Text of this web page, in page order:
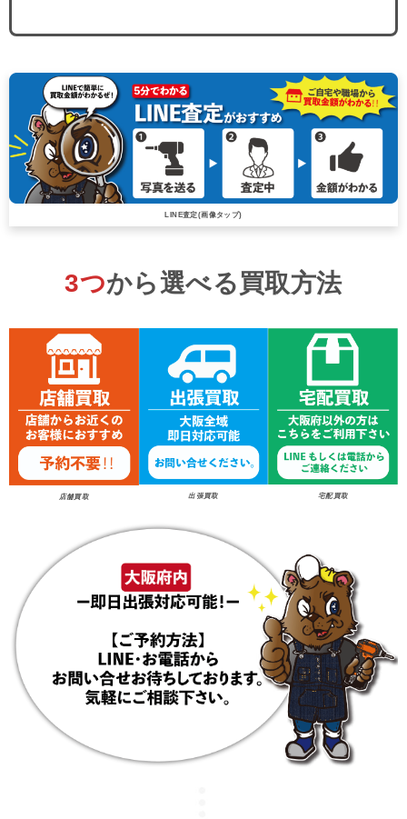
LINE査定(画像タップ)
3つから選べる買取方法
店舗買取 出張買取 宅配買取